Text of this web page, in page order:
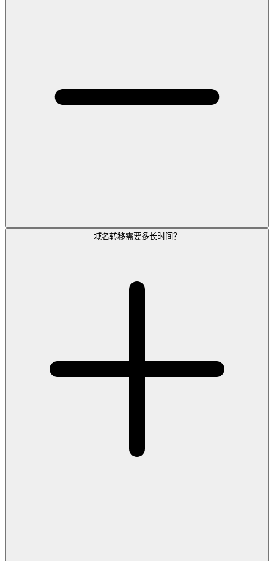
域名转移需要多长时间？